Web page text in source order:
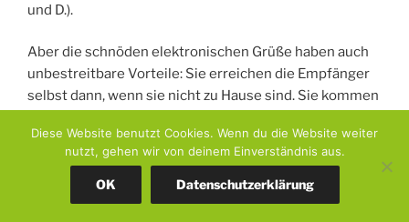
und D.).
Aber die schnöden elektronischen Grüße haben auch
unbestreitbare Vorteile: Sie erreichen die Empfänger
selbst dann, wenn sie nicht zu Hause sind. Sie kommen
die mit der klassischen Schneckenpost verschickt
werden, nicht behaupten kann) Und man hat sie auf
Smartphone, Tablet und Notebook überall dabei. Dann
freue ich mich noch Wochen später, wenn ich mein
Diese Website benutzt Cookies. Wenn du die Website weiter
nutzt, gehen wir von deinem Einverständnis aus.
OK Datenschutzerklärung